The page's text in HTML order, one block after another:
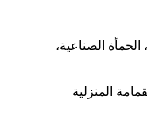
الحمأة الصناعية،
المنزلية